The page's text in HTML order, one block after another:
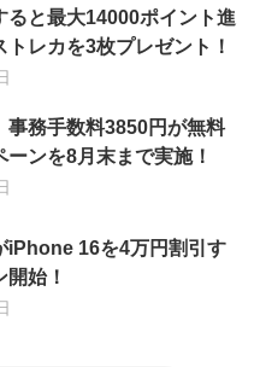
ると最大14000ポイント進
トレカを3枚プレゼント！
事務手数料3850円が無料
ーンを8月末まで実施！
iPhone 16を4万円割引す
始！